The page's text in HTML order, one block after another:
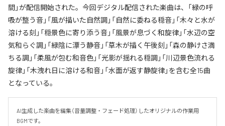
間」が配信開始された。今回デジタル配信された楽曲は、「緑の呼
吸が整う音」「風が描いた自然調」「自然に委ねる穏音」「木々と水が
溶ける刻」「穏景色に寄り添う音」「風景が息づく和旋律」「水辺の空
気和らぐ調」「緑陰に漂う静音」「草木が描く午後刻」「森の静けさ満
ちる調」「柔風が包む和音色」「光影が揺れる穏調」「川辺景色流れる
旋律」「木洩れ日に溶ける和音」「水面が返す静旋律」を含む全15曲
となっている。
AI生成した楽曲を編集（音量調整・フェード処理）したオリジナルの作業用
BGMです。